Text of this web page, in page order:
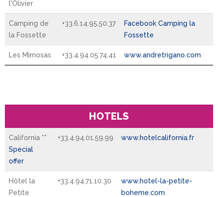
l'Olivier
Camping de
la Fossette
+33.6.14.95.50.37
Facebook Camping la
Fossette
Les Mimosas +33.4.94.05.74.41 www.andretrigano.com
HOTELS
California **
Special
offer
+33.4.94.01.59.99 www.hotelcalifornia.fr
Hôtel la
Petite
+33.4.94.71.10.30
www.hotel-la-petite-
boheme.com